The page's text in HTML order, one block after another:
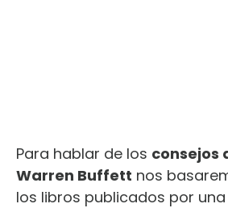
Para hablar de los consejos
Warren Buffett nos
los libros publicados por